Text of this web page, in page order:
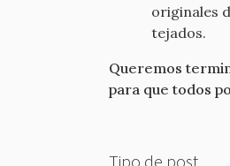
originales
tejados.
Queremos
para que todos
Tipo de post